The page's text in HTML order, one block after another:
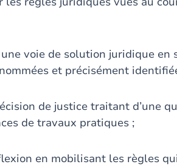
voie de solution juridique en
et précisément
de justice traitant d’une
de travaux pratiques ;
en mobilisant les règles